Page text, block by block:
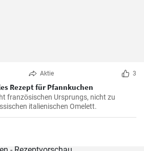
Aktie 3
Rezept für Pfannkuchen
französischen Ursprungs, nicht zu
italienischen Omelett.